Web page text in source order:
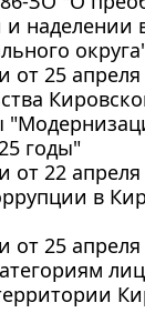
наделении
от 25
годы"
от 22
в
от 25